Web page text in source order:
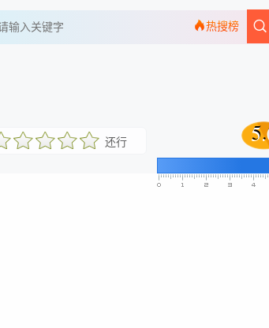
热搜榜
力荐 还行